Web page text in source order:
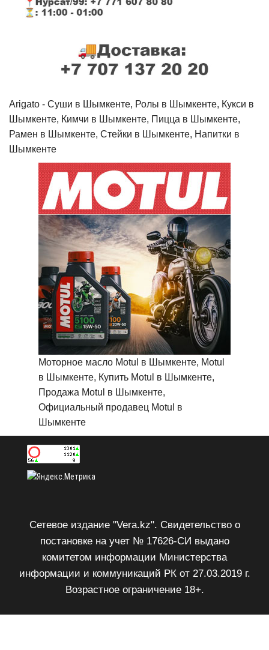
Arigato - Cуши в Шымкенте, Ролы в Шымкенте, Кукси в
Шымкенте, Кимчи в Шымкенте, Пицца в Шымкенте,
Рамен в Шымкенте, Стейки в Шымкенте, Напитки в
Шымкенте
Моторное масло Motul в Шымкенте, Motul
в Шымкенте, Купить Motul в Шымкенте,
Продажа Motul в Шымкенте,
Официальный продавец Motul в
Шымкенте
Сетевое издание "Vera.kz". Свидетельство о
постановке на учет № 17626-СИ выдано
комитетом информации Министерства
информации и коммуникаций РК от 27.03.2019 г.
Возрастное ограничение 18+.